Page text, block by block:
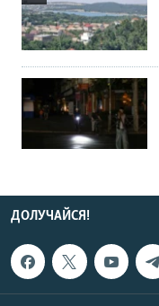
ДОЛУЧАЙСЯ!